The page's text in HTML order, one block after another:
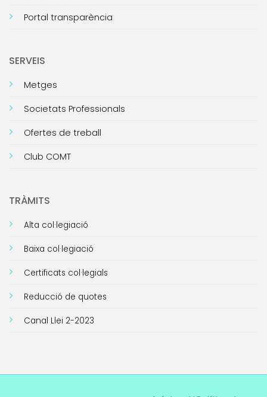
Portal transparència
SERVEIS
Metges
Societats Professionals
Ofertes de treball
Club COMT
TRÀMITS
Alta col·legiació
Baixa col·legiació
Certificats col·legials
Reducció de quotes
Canal Llei 2-2023